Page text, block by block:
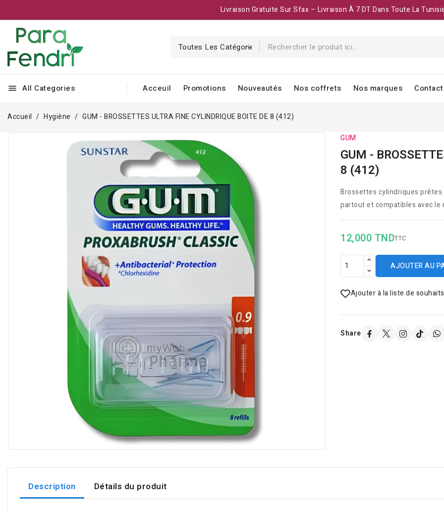
Livraison Gratuite Sur Sfax – Livraison À 7 DT Dans Toute La
menu All Categories Acceuil Promotions Nouveautés Nos coffrets Nos marques
Accueil Hygiène GUM - BROSSETTES ULTRA FINE CYLINDRIQUE BOITE DE 8 (412)
GUM
GUM -
8 (412)
Brossettes cylindriques
partout et compatibles avec le
12,000 TNDTTC
AJOUTER AU
Ajouter à la liste de souhaits
Share
Description Détails du produit